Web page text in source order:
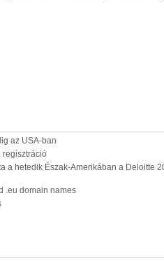
az USA-ban
regisztráció
a hetedik Észak-Amerikában a Deloitte
.eu domain names